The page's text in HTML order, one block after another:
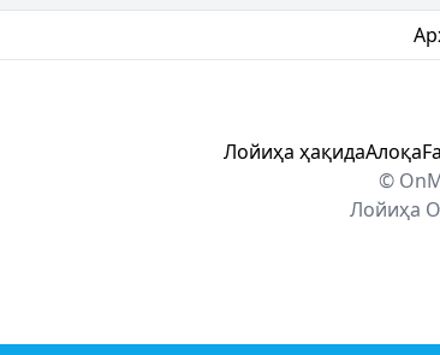
Лойиҳа ҳақидаАлоқа
©
Лойиҳа